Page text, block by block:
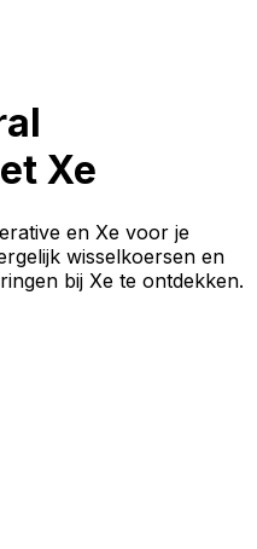
Xe
en Xe voor je
wisselkoersen en
bij Xe te ontdekken.